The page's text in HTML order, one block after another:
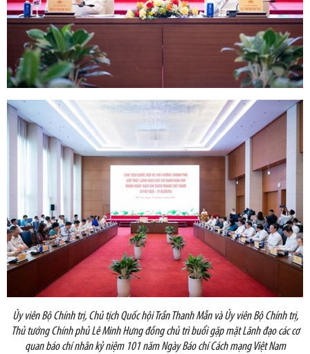
Ủy viên Bộ Chính trị, Chủ tịch Quốc hội Trần Thanh Mẫn và Ủy viên Bộ Chính trị,
Thủ tướng Chính phủ Lê Minh Hưng đồng chủ trì buổi gặp mặt Lãnh đạo các cơ
quan báo chí nhân kỷ niệm 101 năm Ngày Báo chí Cách mạng Việt Nam